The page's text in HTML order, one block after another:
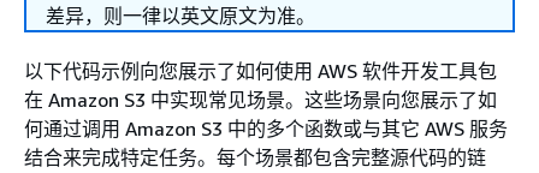
差异，则一律以英文原文为准。
以下代码示例向您展示了如何使用 AWS 软件开发工具包
在 Amazon S3 中实现常见场景。这些场景向您展示了如
何通过调用 Amazon S3 中的多个函数或与其它 AWS 服务
结合来完成特定任务。每个场景都包含完整源代码的链